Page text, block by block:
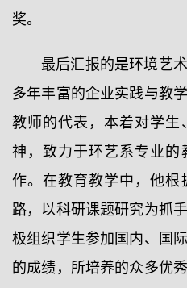
奖。
最后汇报的是环境艺
多年丰富的企业实践与教
教师的代表，本着对学
神，致力于环艺系专业
作。在教育教学中，他根
路，以科研课题研究为抓
极组织学生参加国内、国
的成绩，所培养的众多优